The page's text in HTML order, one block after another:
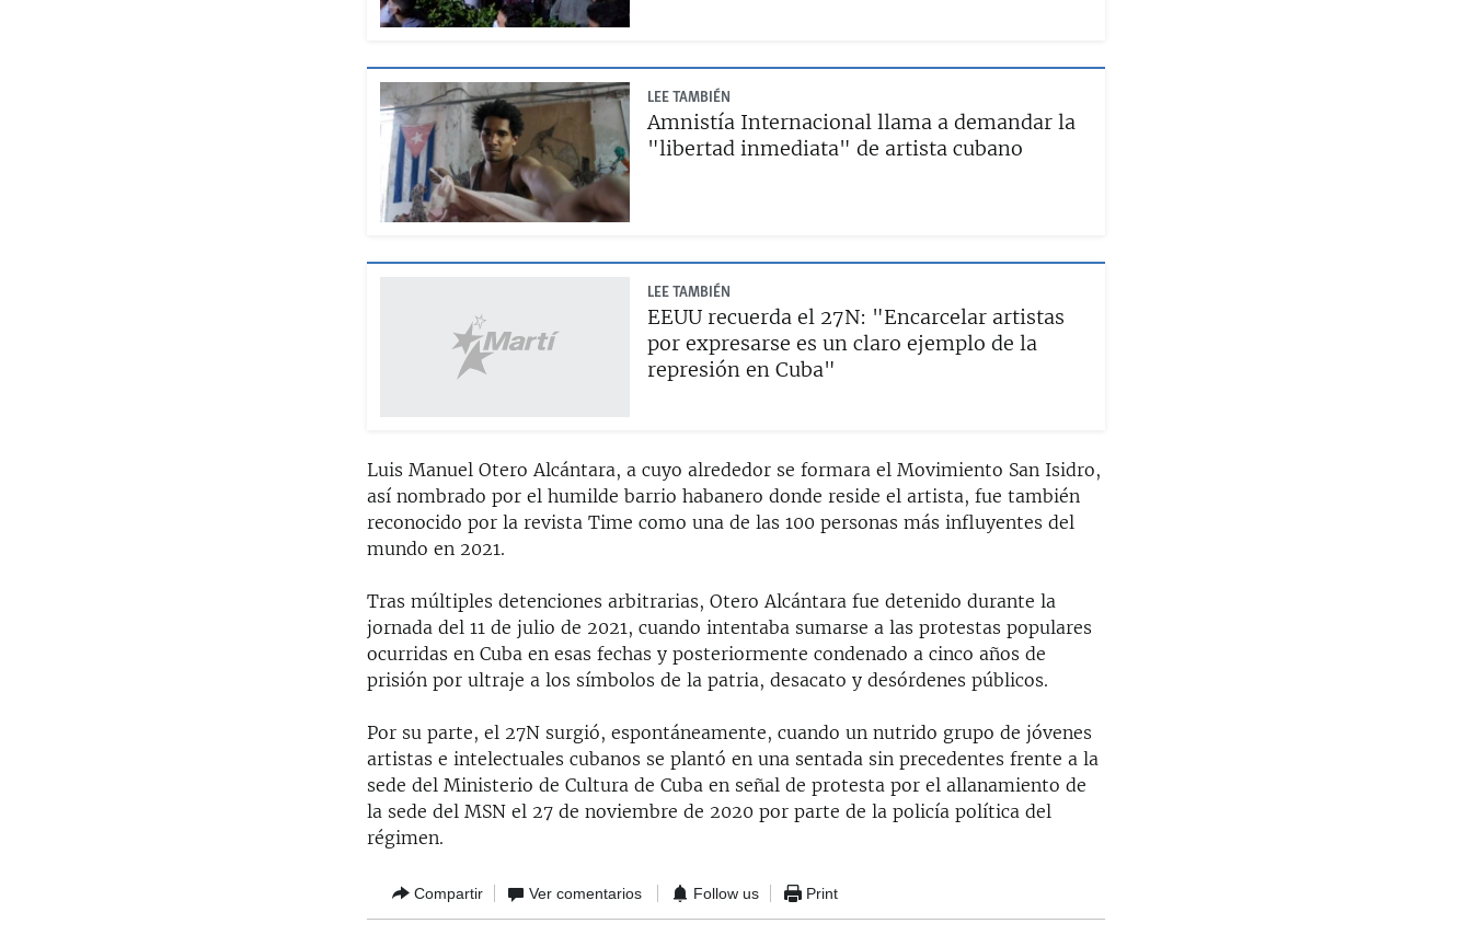
LEE TAMBIÉN
Amnistía Internacional llama a demandar la
"libertad inmediata" de artista cubano
LEE TAMBIÉN
EEUU recuerda el 27N: "Encarcelar artistas
por expresarse es un claro ejemplo de la
represión en Cuba"
Luis Manuel Otero Alcántara, a cuyo alrededor se formara el Movimiento San Isidro,
así nombrado por el humilde barrio habanero donde reside el artista, fue también
reconocido por la revista Time como una de las 100 personas más influyentes del
mundo en 2021.
Tras múltiples detenciones arbitrarias, Otero Alcántara fue detenido durante la
jornada del 11 de julio de 2021, cuando intentaba sumarse a las protestas populares
ocurridas en Cuba en esas fechas y posteriormente condenado a cinco años de
prisión por ultraje a los símbolos de la patria, desacato y desórdenes públicos.
Por su parte, el 27N surgió, espontáneamente, cuando un nutrido grupo de jóvenes
artistas e intelectuales cubanos se plantó en una sentada sin precedentes frente a la
sede del Ministerio de Cultura de Cuba en señal de protesta por el allanamiento de
la sede del MSN el 27 de noviembre de 2020 por parte de la policía política del
régimen.
Compartir Ver comentarios Follow us Print